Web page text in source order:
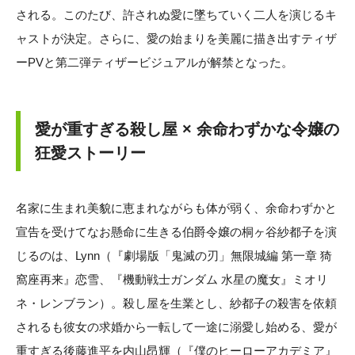
される。このたび、許されぬ愛に墜ちていく二人を演じるキ
ャストが決定。さらに、愛の始まりを美麗に描き出すティザ
ーPVと第二弾ティザービジュアルが解禁となった。
愛が重すぎる殺し屋 × 余命わずかな令嬢の
狂愛ストーリー
名家に生まれ美貌に恵まれながらも体が弱く、余命わずかと
宣告を受けてなお懸命に生きる伯爵令嬢の桐ヶ谷紗都子を演
じるのは、Lynn（『劇場版「鬼滅の刃」無限城編 第一章 猗
窩座再来』恋雪、『機動戦士ガンダム 水星の魔女』ミオリ
ネ・レンブラン）。殺し屋を生業とし、紗都子の殺害を依頼
されるも彼女の求婚から一転して一途に溺愛し始める、愛が
重すぎる後藤進平を内山昂輝（『僕のヒーローアカデミア』